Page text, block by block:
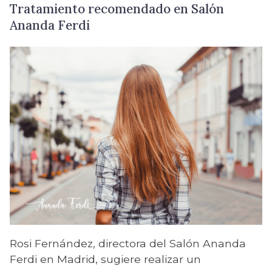
Tratamiento recomendado en Salón
Ananda Ferdi
Rosi Fernández, directora del Salón Ananda
Ferdi en Madrid, sugiere realizar un